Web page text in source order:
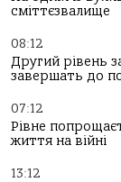
сміттєзвалище
08:12
Другий рівень
завершать до
07:12
Рівне
життя на війні
13:12